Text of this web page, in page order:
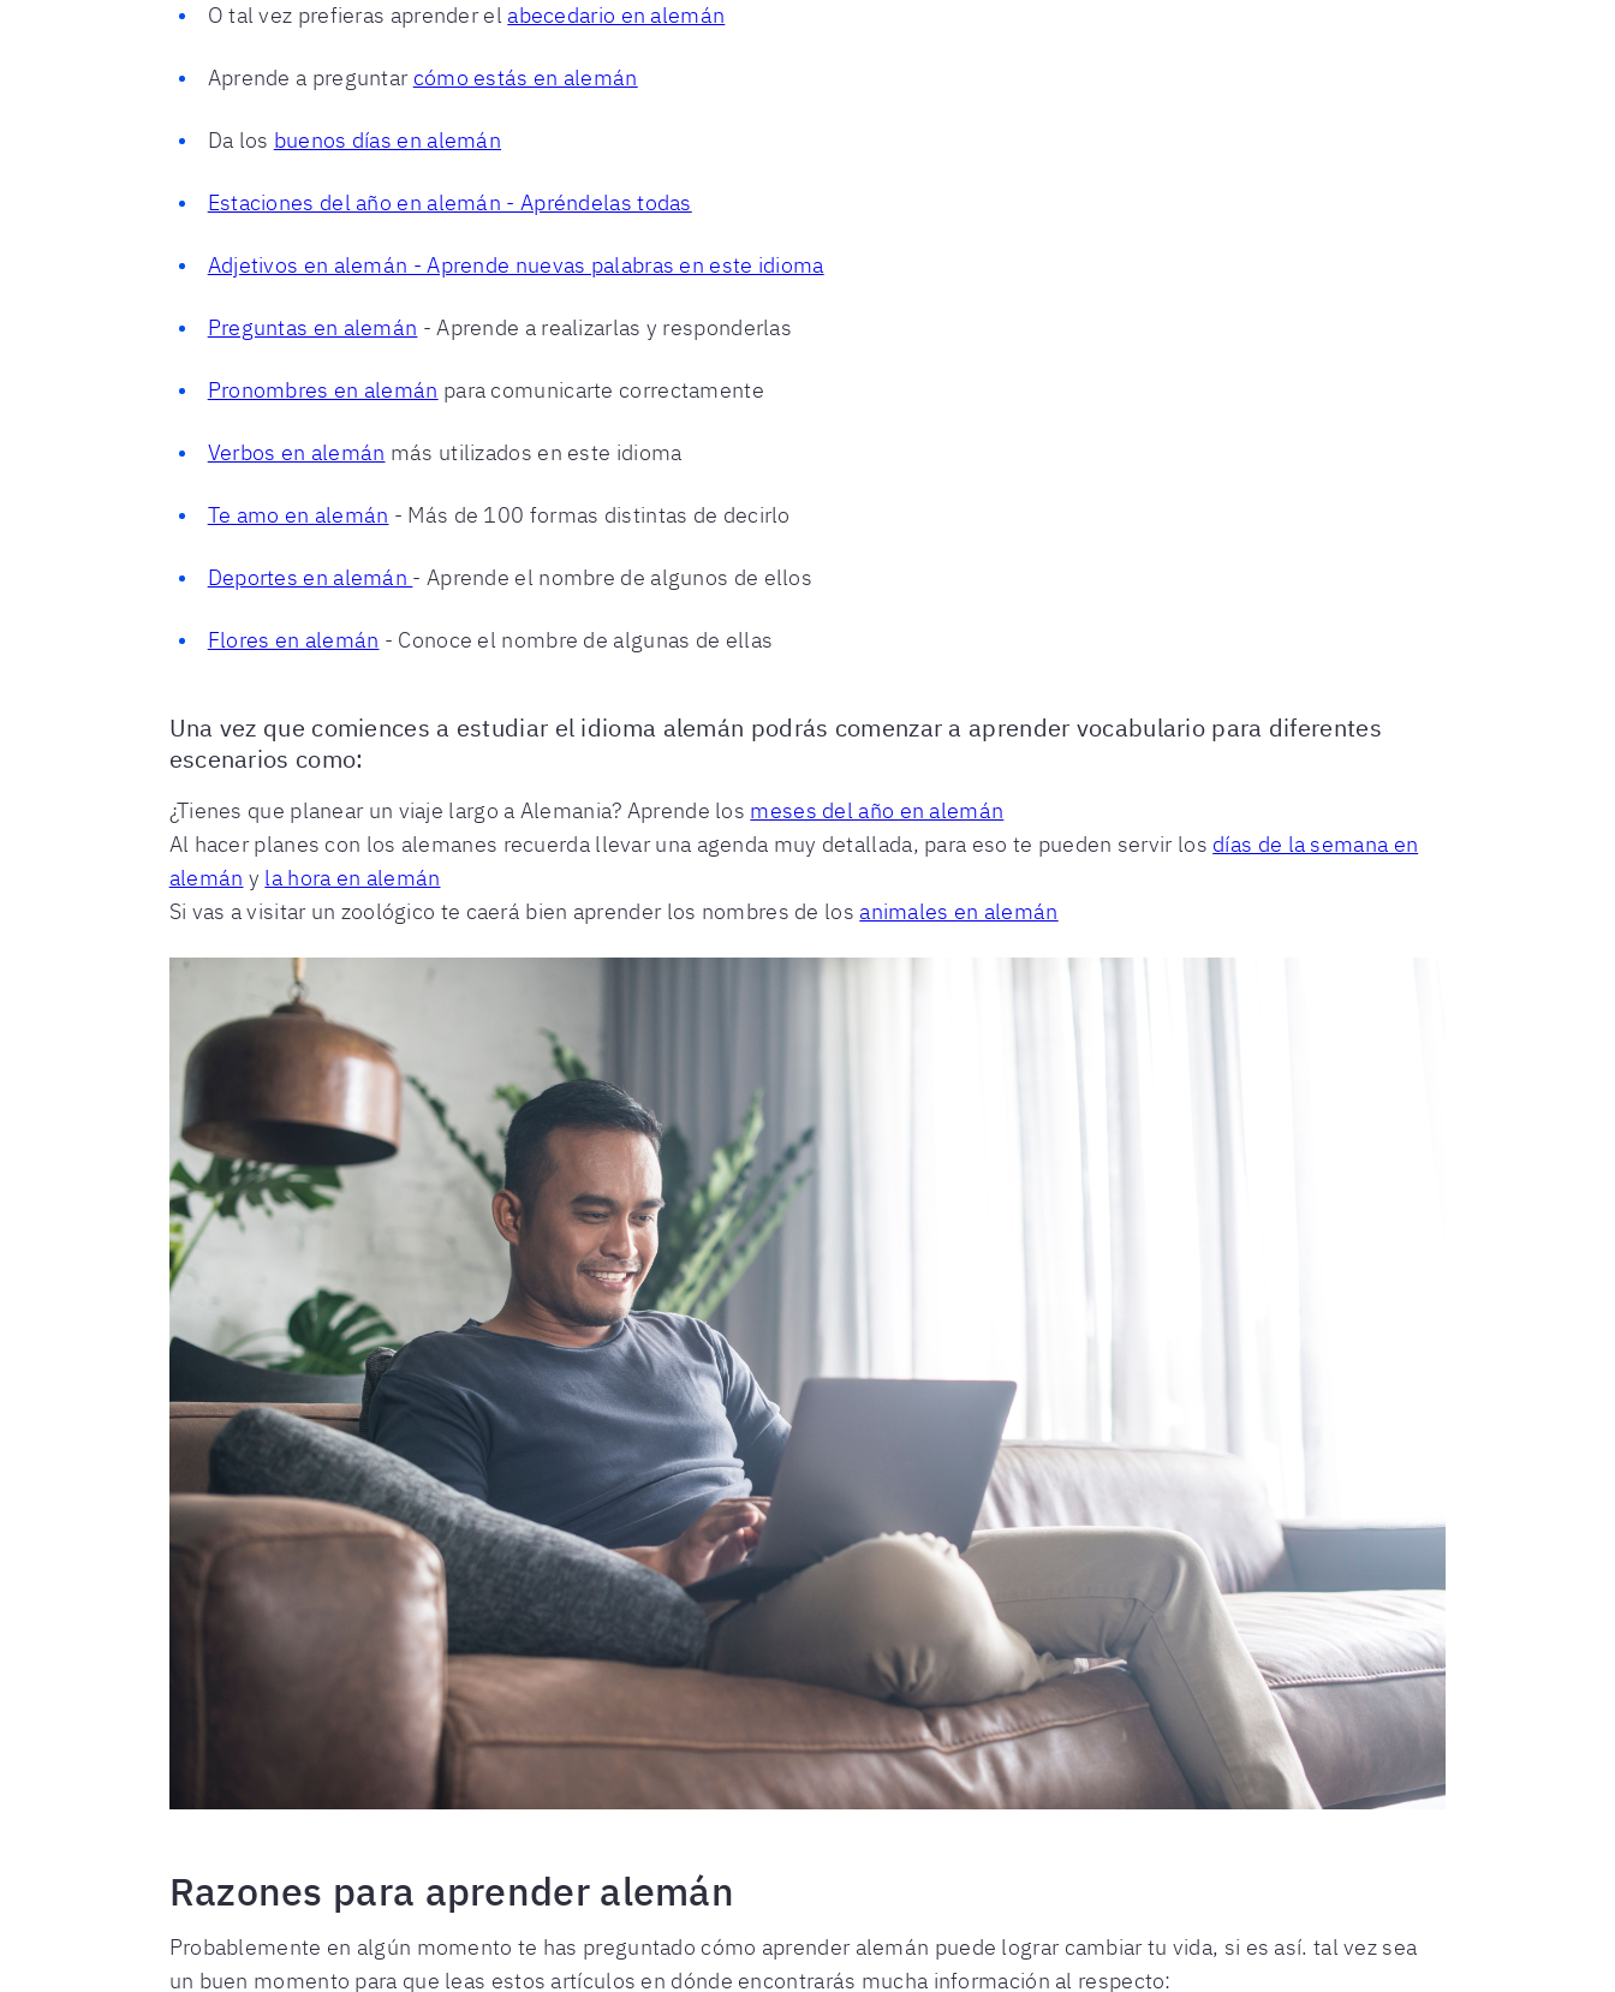
O tal vez prefieras aprender el abecedario en alemán
Aprende a preguntar cómo estás en alemán
Da los buenos días en alemán
Estaciones del año en alemán - Apréndelas todas
Adjetivos en alemán - Aprende nuevas palabras en este idioma
Preguntas en alemán - Aprende a realizarlas y responderlas
Pronombres en alemán para comunicarte correctamente
Verbos en alemán más utilizados en este idioma
Te amo en alemán - Más de 100 formas distintas de decirlo
Deportes en alemán - Aprende el nombre de algunos de ellos
Flores en alemán - Conoce el nombre de algunas de ellas
Una vez que comiences a estudiar el idioma alemán podrás comenzar a aprender vocabulario para diferentes
escenarios como:
¿Tienes que planear un viaje largo a Alemania? Aprende los meses del año en alemán
Al hacer planes con los alemanes recuerda llevar una agenda muy detallada, para eso te pueden servir los días de la semana en
alemán y la hora en alemán
Si vas a visitar un zoológico te caerá bien aprender los nombres de los animales en alemán
Razones para aprender alemán
Probablemente en algún momento te has preguntado cómo aprender alemán puede lograr cambiar tu vida, si es así. tal vez sea
un buen momento para que leas estos artículos en dónde encontrarás mucha información al respecto: